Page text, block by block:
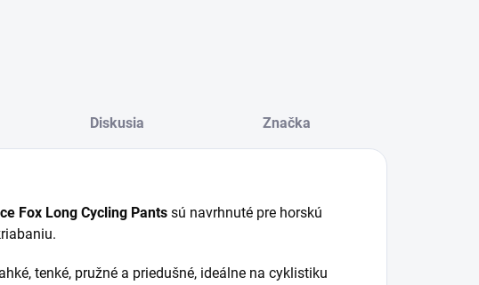
Diskusia Značka
Fox Long Cycling Pants sú navrhnuté pre horskú
tenké, pružné a priedušné, ideálne na cyklistiku